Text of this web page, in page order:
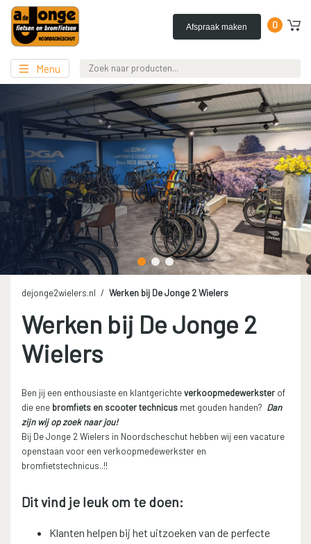
Afspraak maken 0
Menu
dejonge2wielers.nl Werken bij De Jonge 2 Wielers
Werken bij De Jonge 2
Wielers
Ben jij een enthousiaste en klantgerichteverkoopmedewerkster of
die ene bromfiets en scooter technicus met gouden handen? Dan
zijn wij op zoek naar jou!
Bij De Jonge 2 Wielers in Noordscheschut hebben wij een vacature
openstaan voor een verkoopmedewerkster en
bromfietstechnicus..!!
Dit vind je leuk om te doen:
Klanten helpen bij het uitzoeken van de perfecte